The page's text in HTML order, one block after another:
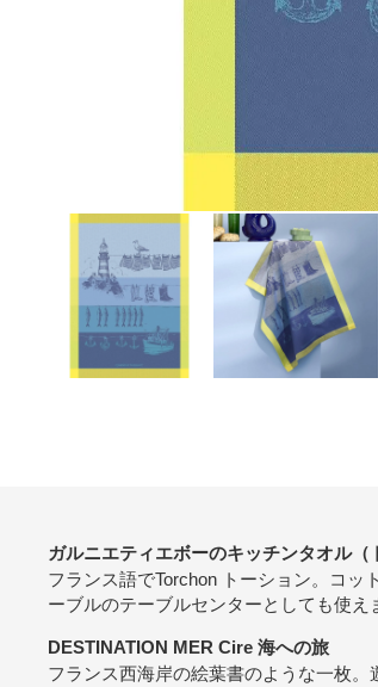
ガルニエティエボーのキッチンタオル（
フランス語でTorchon トーション。コ
ーブルのテーブルセンターとしても使
DESTINATION MER Cire 海への旅
フランス西海岸の絵葉書のような一枚